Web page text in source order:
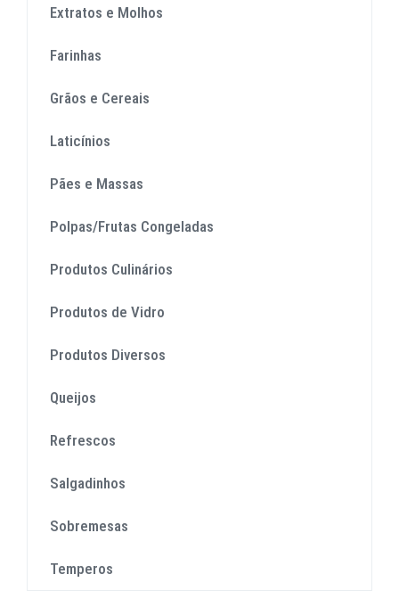
Extratos e Molhos
Farinhas
Grãos e Cereais
Laticínios
Pães e Massas
Polpas/Frutas Congeladas
Produtos Culinários
Produtos de Vidro
Produtos Diversos
Queijos
Refrescos
Salgadinhos
Sobremesas
Temperos